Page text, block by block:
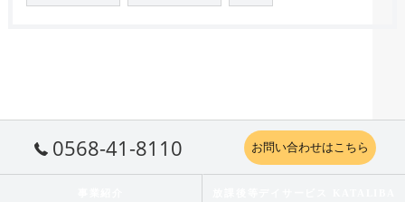
0568-41-8110 お問い合わせはこちら